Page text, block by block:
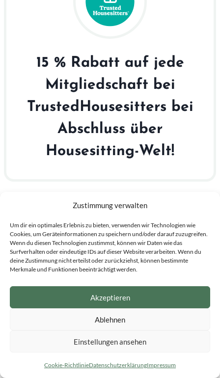
Zustimmung verwalten
Um dir ein optimales Erlebnis zu bieten, verwenden wir Technologien wie
Cookies, um Geräteinformationen zu speichern und/oder darauf zuzugreifen.
Wenn du diesen Technologien zustimmst, können wir Daten wie das
Surfverhalten oder eindeutige IDs auf dieser Website verarbeiten. Wenn du
deine Zustimmung nicht erteilst oder zurückziehst, können bestimmte
Merkmale und Funktionen beeinträchtigt werden.
Akzeptieren
Ablehnen
Einstellungen ansehen
Cookie-RichtlinieDatenschutzerklärungImpressum
15 % Rabatt auf jede
Mitgliedschaft bei
TrustedHousesitters bei
Abschluss über
Housesitting-Welt!
Standard
🪑Housesitter
119
€*/Jahr
149
€*/Jahr
€*/Jahr
€*/Jahr